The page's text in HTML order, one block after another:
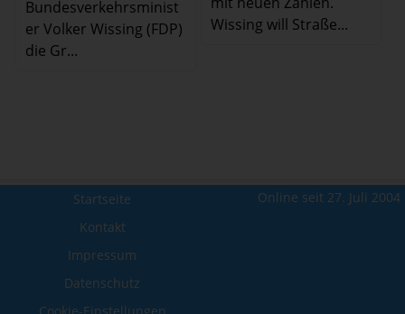
Bundesverkehrsminist
er Volker Wissing (FDP)
die Gr...
Wissing will Straße...
Online seit 27. Juli 2004
Startseite
Kontakt
Impressum
Datenschutz